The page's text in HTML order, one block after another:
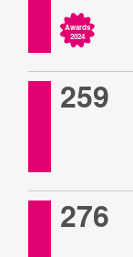
Awards
2024
259
276